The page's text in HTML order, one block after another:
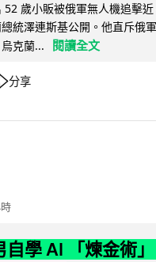
52 歲小販被俄軍無人機追擊
統澤連斯基公開。他直斥俄
烏克蘭...
閱讀全文
分享
自學 AI 「煉金術